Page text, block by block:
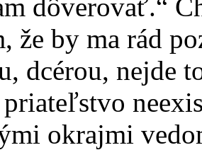
dôverovať.“
že by ma rád
dcérou, nejde
priateľstvo
okrajmi